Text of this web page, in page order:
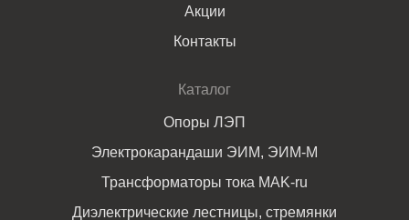
Акции
Контакты
Каталог
Опоры ЛЭП
Электрокарандаши ЭИМ, ЭИМ-М
Трансформаторы тока MAK-ru
Диэлектрические лестницы, стремянки